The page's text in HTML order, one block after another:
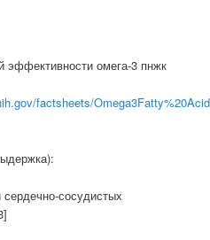
эффективности омега-3 пнжк
factsheets/
сосудистых